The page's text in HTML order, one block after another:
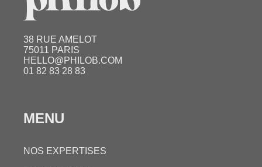
38 RUE AMELOT
75011 PARIS
HELLO@PHILOB.COM
01 82 83 28 83
MENU
NOS EXPERTISES